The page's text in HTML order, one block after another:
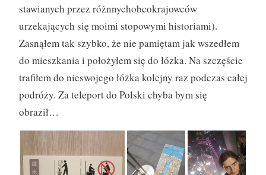
stawianych przez różnnychobcokrajowców
urzekających się moimi stopowymi historiami).
Zasnąłem tak szybko, że nie pamiętam jak wszedłem
do mieszkania i położyłem się do łózka. Na szczęście
trafiłem do nieswojego łóżka kolejny raz podczas całej
podróży. Za teleport do Polski chyba bym się
obraził…